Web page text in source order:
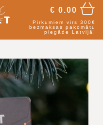
€ 0.00
Pirkumiem virs 300€
bezmaksas pakomātu
piegāde Latvijā!